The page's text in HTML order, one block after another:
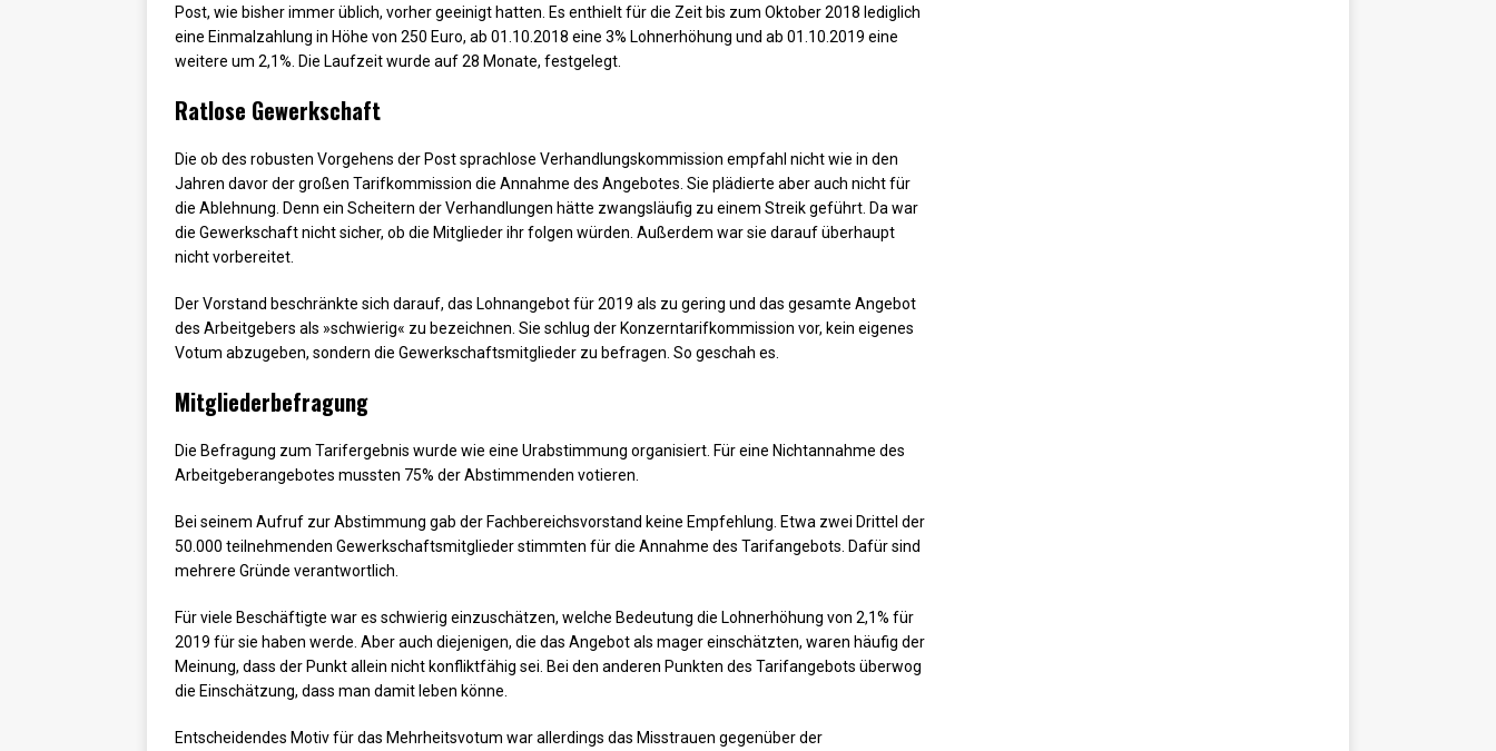
Post, wie bisher immer üblich, vorher geeinigt hatten. Es enthielt für die Zeit bis zum Oktober 2018 lediglich
eine Einmalzahlung in Höhe von 250 Euro, ab 01.10.2018 eine 3% Lohnerhöhung und ab 01.10.2019 eine
weitere um 2,1%. Die Laufzeit wurde auf 28 Monate, festgelegt.
Ratlose Gewerkschaft
Die ob des robusten Vorgehens der Post sprachlose Verhandlungskommission empfahl nicht wie in den
Jahren davor der großen Tarifkommission die Annahme des Angebotes. Sie plädierte aber auch nicht für
die Ablehnung. Denn ein Scheitern der Verhandlungen hätte zwangsläufig zu einem Streik geführt. Da war
die Gewerkschaft nicht sicher, ob die Mitglieder ihr folgen würden. Außerdem war sie darauf überhaupt
nicht vorbereitet.
Der Vorstand beschränkte sich darauf, das Lohnangebot für 2019 als zu gering und das gesamte Angebot
des Arbeitgebers als »schwierig« zu bezeichnen. Sie schlug der Konzerntarifkommission vor, kein eigenes
Votum abzugeben, sondern die Gewerkschaftsmitglieder zu befragen. So geschah es.
Mitgliederbefragung
Die Befragung zum Tarifergebnis wurde wie eine Urabstimmung organisiert. Für eine Nichtannahme des
Arbeitgeberangebotes mussten 75% der Abstimmenden votieren.
Bei seinem Aufruf zur Abstimmung gab der Fachbereichsvorstand keine Empfehlung. Etwa zwei Drittel der
50.000 teilnehmenden Gewerkschaftsmitglieder stimmten für die Annahme des Tarifangebots. Dafür sind
mehrere Gründe verantwortlich.
Für viele Beschäftigte war es schwierig einzuschätzen, welche Bedeutung die Lohnerhöhung von 2,1% für
2019 für sie haben werde. Aber auch diejenigen, die das Angebot als mager einschätzten, waren häufig der
Meinung, dass der Punkt allein nicht konfliktfähig sei. Bei den anderen Punkten des Tarifangebots überwog
die Einschätzung, dass man damit leben könne.
Entscheidendes Motiv für das Mehrheitsvotum war allerdings das Misstrauen gegenüber der